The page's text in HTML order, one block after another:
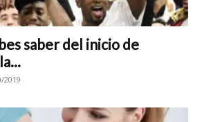
saber del inicio de
2019